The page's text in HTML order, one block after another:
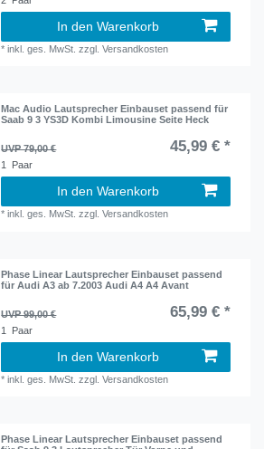
In den Warenkorb
*inkl. ges. MwSt. zzgl.Versandkosten
Mac Audio Lautsprecher Einbauset passend für
Saab 9 3 YS3D Kombi Limousine Seite Heck
UVP 79,00 € 45,99 € *
1 Paar
In den Warenkorb
*inkl. ges. MwSt. zzgl.Versandkosten
Phase Linear Lautsprecher Einbauset passend
für Audi A3 ab 7.2003 Audi A4 A4 Avant
UVP 99,00 € 65,99 € *
1 Paar
In den Warenkorb
*inkl. ges. MwSt. zzgl.Versandkosten
Phase Linear Lautsprecher Einbauset passend